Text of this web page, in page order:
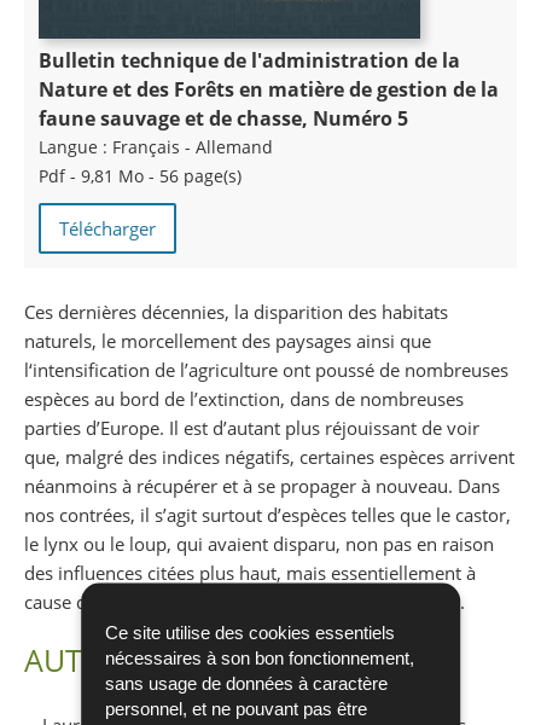
Ce site utilise des cookies essentiels
nécessaires à son bon fonctionnement,
sans usage de données à caractère
personnel, et ne pouvant pas être
Bulletin technique de l'administration de la
Nature et des Forêts en matière de gestion de la
faune sauvage et de chasse, Numéro 5
Langue : Français - Allemand
Pdf - 9,81 Mo - 56 page(s)
Télécharger
Ces dernières décennies, la disparition des habitats
naturels, le morcellement des paysages ainsi que
l‘intensification de l’agriculture ont poussé de nombreuses
espèces au bord de l’extinction, dans de nombreuses
parties d’Europe. Il est d’autant plus réjouissant de voir
que, malgré des indices négatifs, certaines espèces arrivent
néanmoins à récupérer et à se propager à nouveau. Dans
nos contrées, il s’agit surtout d’espèces telles que le castor,
le lynx ou le loup, qui avaient disparu, non pas en raison
des influences citées plus haut, mais essentiellement à
cause de la persécution directe exercée par l‘homme.
AUTEURS AUTOREN